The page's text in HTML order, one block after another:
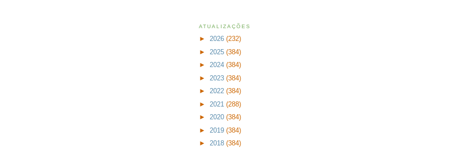
ATUALIZAÇÕES
► 2026 (232)
► 2025 (384)
► 2024 (384)
► 2023 (384)
► 2022 (384)
► 2021 (288)
► 2020 (384)
► 2019 (384)
► 2018 (384)